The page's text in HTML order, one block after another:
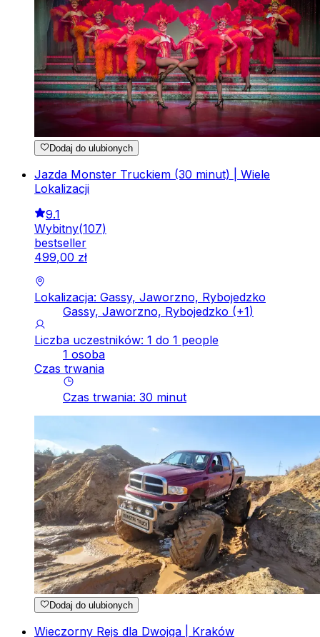
Dodaj do ulubionych
Jazda Monster Truckiem (30 minut) | Wiele
Lokalizacji
9.1
Wybitny(107)
bestseller
499,00 zł
Lokalizacja: Gassy, Jaworzno, Rybojedzko
Gassy, Jaworzno, Rybojedzko (+1)
Liczba uczestników: 1 do 1 people
1 osoba
Czas trwania
Czas trwania: 30 minut
Dodaj do ulubionych
Wieczorny Rejs dla Dwojga | Kraków